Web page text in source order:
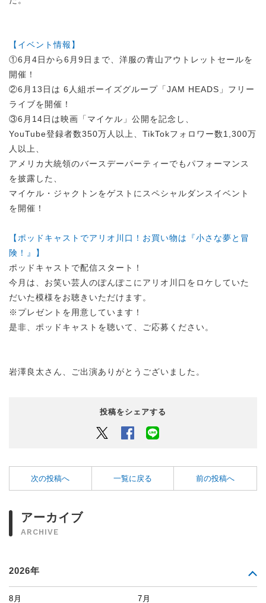
【イベント情報】
①6月4日から6月9日まで、洋服の青山アウトレットセールを
開催！
②6月13日は 6人組ボーイズグループ「JAM HEADS」フリー
ライブを開催！
③6月14日は映画「マイケル」公開を記念し、
YouTube登録者数350万人以上、TikTokフォロワー数1,300万
人以上、
アメリカ大統領のバースデーパーティーでもパフォーマンス
を披露した、
マイケル・ジャクトンをゲストにスペシャルダンスイベント
を開催！
【ポッドキャストでアリオ川口！お買い物は『小さな夢と冒
険！』】
ポッドキャストで配信スタート！
今月は、お笑い芸人のぽんぽこにアリオ川口をロケしていた
だいた模様をお聴きいただけます。
※プレゼントを用意しています！
是非、ポッドキャストを聴いて、ご応募ください。
岩澤良太さん、ご出演ありがとうございました。
投稿をシェアする
Twitter Facebook
次の投稿へ 一覧に戻る 前の投稿へ
アーカイブ
ARCHIVE
2026年
8月 7月